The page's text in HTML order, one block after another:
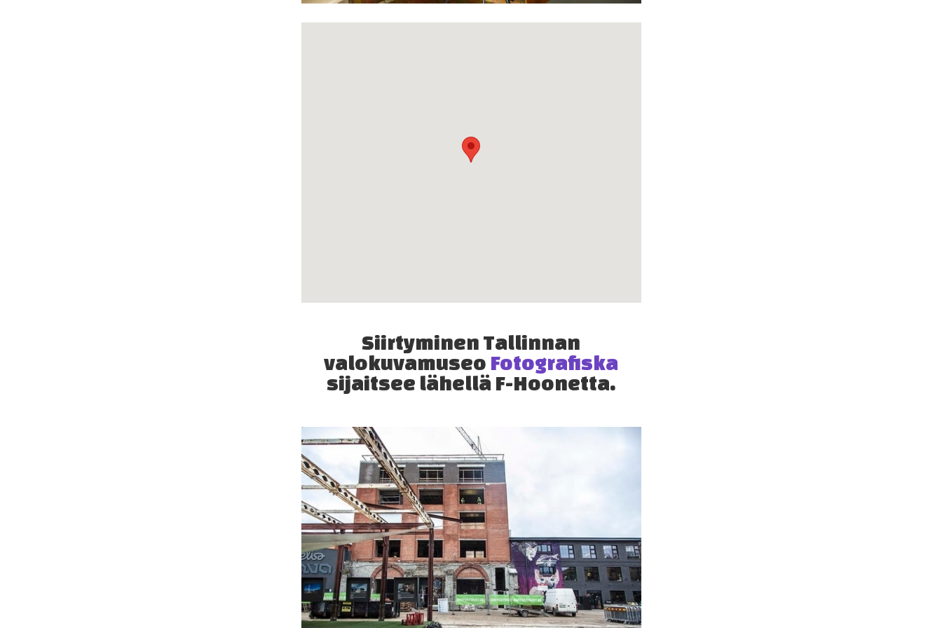
Siirtyminen Tallinnan
valokuvamuseo Fotografiska
sijaitsee lähellä F-Hoonetta.